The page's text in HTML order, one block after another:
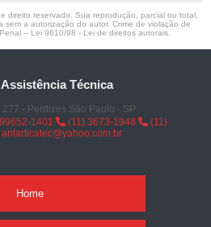
direito reservado. Sua reprodução, parcial ou total,
sem a autorização do autor. Crime de violação de
– Lei 9610/98 - Lei de direitos autorais
Técnica
- Perdizes São Paulo - SP
1401 (11) 3673-1948
(11)
Home